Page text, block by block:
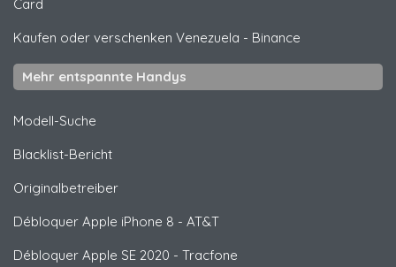
Card
Kaufen oder verschenken Venezuela - Binance
Mehr entspannte Handys
Modell-Suche
Blacklist-Bericht
Originalbetreiber
Débloquer Apple iPhone 8 - AT&T
Débloquer Apple SE 2020 - Tracfone